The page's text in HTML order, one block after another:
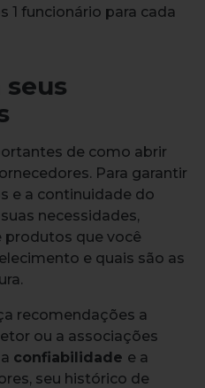
1 funcionário para cada
seus
de como abrir
Para garantir
e a continuidade do
necessidades,
que você
e quais são as
recomendações a
ou a associações
confiabilidade e a
seu histórico de